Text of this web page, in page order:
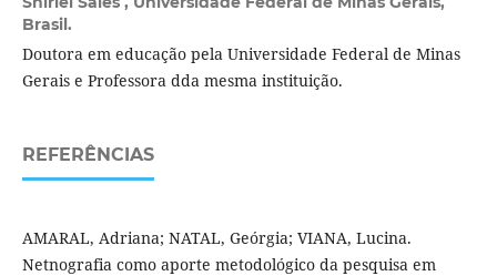
Brasil.
Doutora em educação pela Universidade Federal de Minas
Gerais e Professora dda mesma instituição.
REFERÊNCIAS
AMARAL, Adriana; NATAL, Geórgia; VIANA, Lucina.
Netnografia como aporte metodológico da pesquisa em